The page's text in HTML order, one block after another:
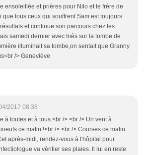
ensoleillée et prières pour Nilo et le frère de
que tous ceux qui souffrent Sam est toujours
et continue son parcours chez les
samedi dernier avec Inès sur la tombe de
illuminait sa tombe,on sentait que Granny
/> Geneviève
2017 08:38
à toutes et à tous.<br /> <br /> Un vent à
ce matin !<br /> <br /> Courses ce matin.
après-midi, rendez-vous à l'hôpital pour
va vérifier ses plaies. Il lui en reste